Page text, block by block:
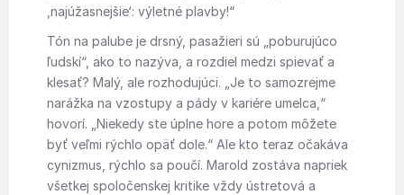
,najúžasnejšie‘: výletné plavby!“
Tón na palube je drsný, pasažieri sú „poburujúco
ľudskí“, ako to nazýva, a rozdiel medzi spievať a
klesať? Malý, ale rozhodujúci. „Je to samozrejme
narážka na vzostupy a pády v kariére umelca,“
hovorí. „Niekedy ste úplne hore a potom môžete
byť veľmi rýchlo opäť dole.“ Ale kto teraz očakáva
cynizmus, rýchlo sa poučí. Marold zostáva napriek
všetkej spoločenskej kritike vždy ústretová a